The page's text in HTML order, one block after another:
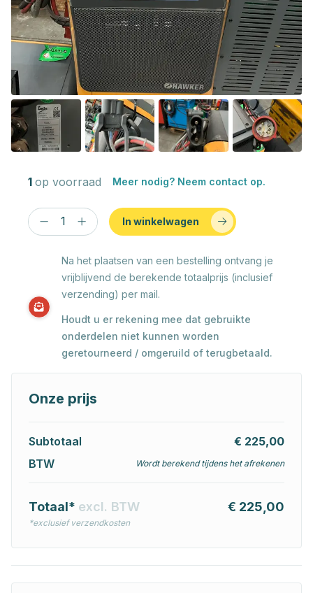
1 op voorraad Meer nodig? Neem contact op.
In winkelwagen
Na het plaatsen van een bestelling ontvang je
vrijblijvend de berekende totaalprijs (inclusief
verzending) per mail.
Houdt u er rekening mee dat gebruikte
onderdelen niet kunnen worden
geretourneerd / omgeruild of terugbetaald.
Onze prijs
Subtotaal
€ 225,00
BTW
Wordt berekend tijdens het afrekenen
Totaal* excl. BTW
*exclusief verzendkosten
€ 225,00